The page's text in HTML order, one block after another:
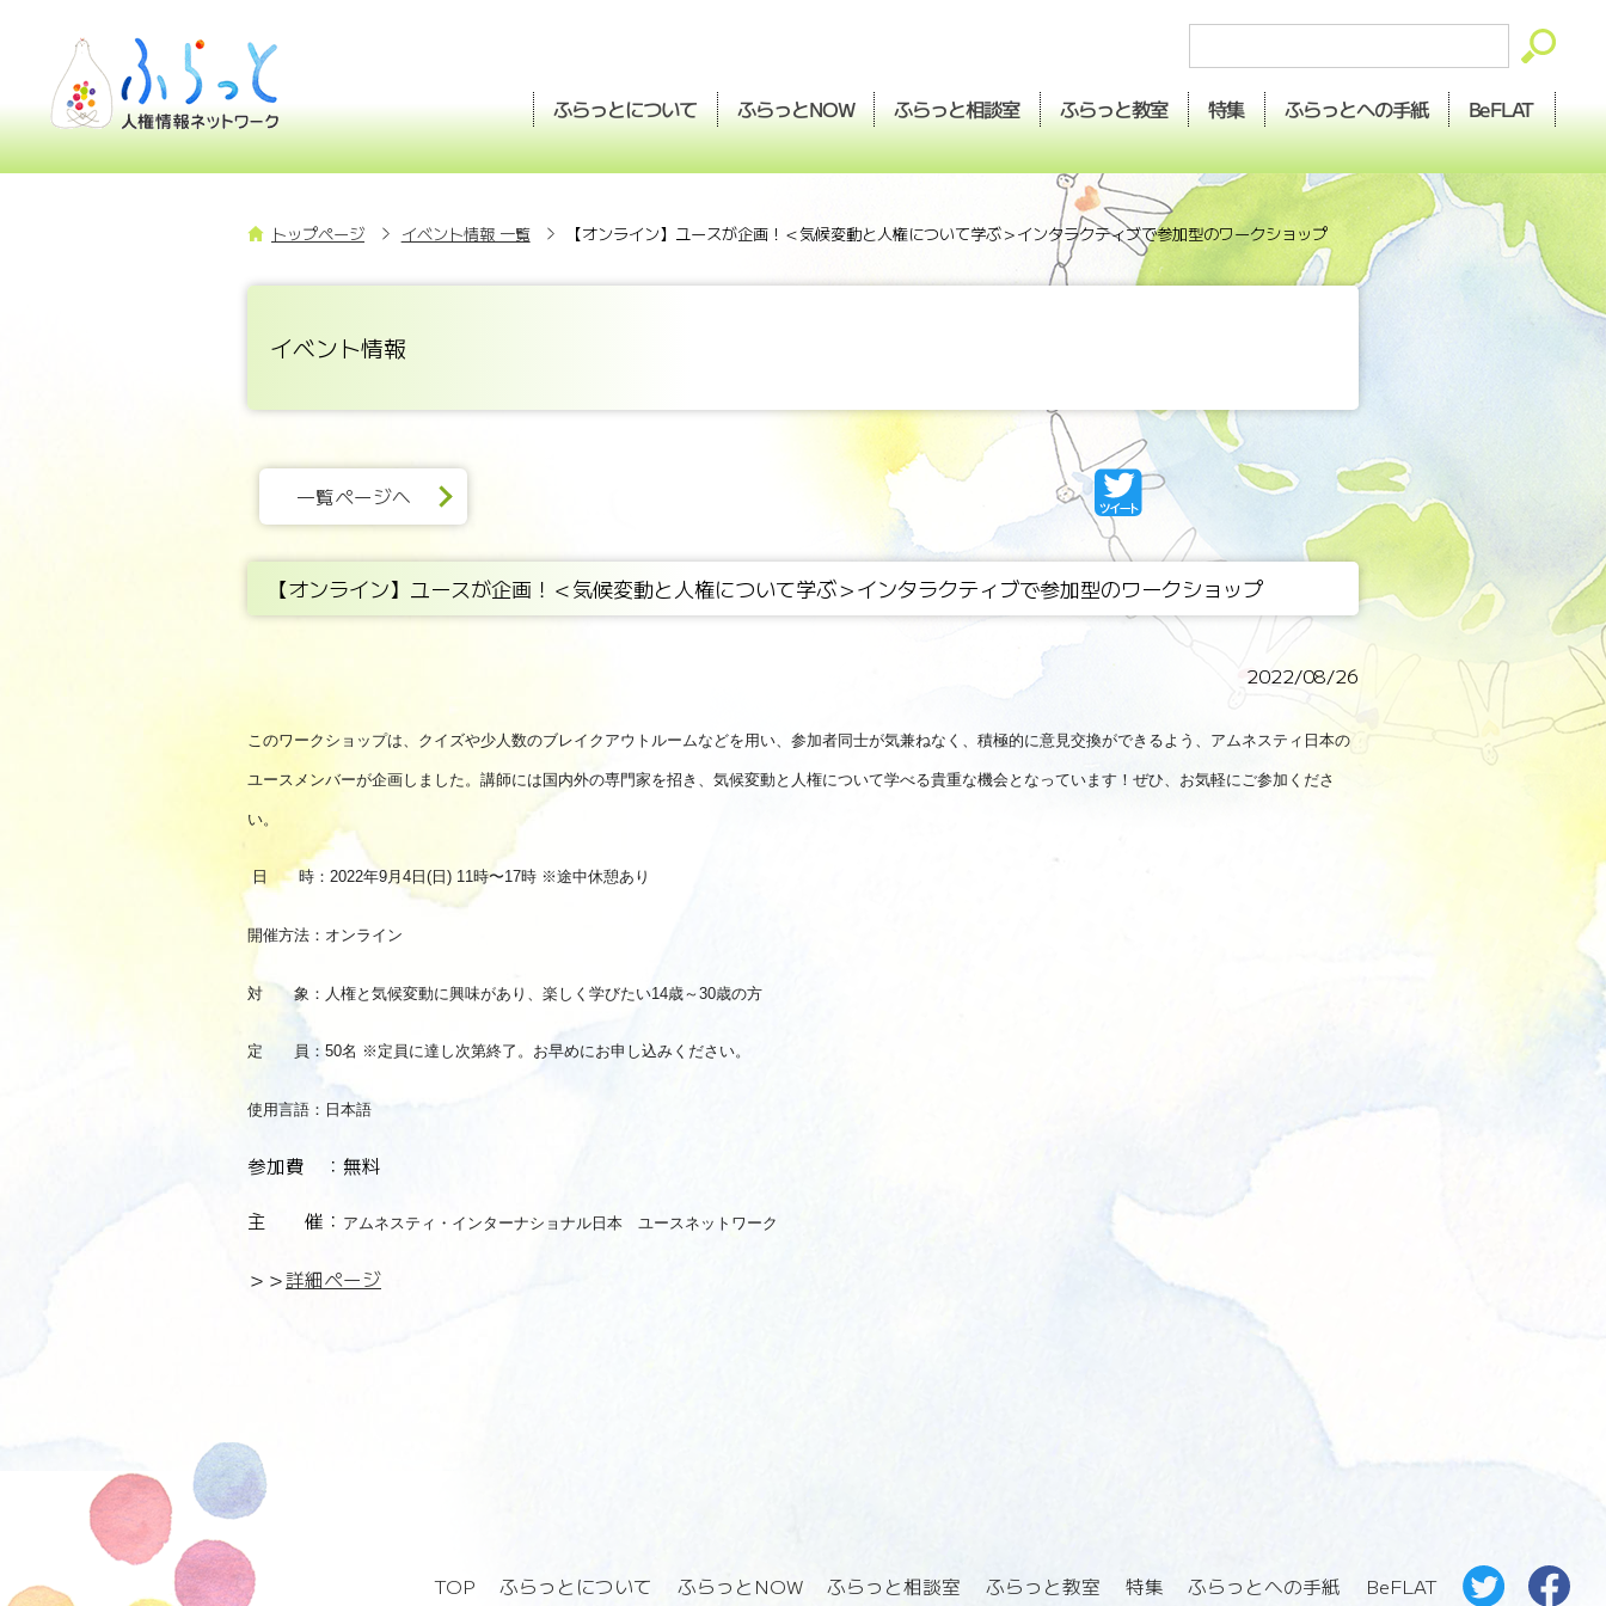
ふらっとについて ふらっとNOW ふらっと相談室 ふらっと教室 特集 ふらっとへの手紙 BeFLAT
トップページ イベント情報 一覧 【オンライン】ユースが企画！＜気候変動と人権について学ぶ＞インタラクティブで参加型のワークショップ
イベント情報
一覧ページへ
【オンライン】ユースが企画！＜気候変動と人権について学ぶ＞インタラクティブで参加型のワークショップ
2022/08/26
このワークショップは、クイズや少人数のブレイクアウトルームなどを用い、参加者同士が気兼ねなく、積極的に意見交換ができるよう、アムネスティ日本の
ユースメンバーが企画しました。講師には国内外の専門家を招き、気候変動と人権について学べる貴重な機会となっています！ぜひ、お気軽にご参加くださ
い。
日 時：2022年9月4日(日) 11時〜17時 ※途中休憩あり
開催方法：オンライン
対 象：人権と気候変動に興味があり、楽しく学びたい14歳～30歳の方
定 員：50名 ※定員に達し次第終了。お早めにお申し込みください。
使用言語：日本語
参加費 ：無料
主 催： アムネスティ・インターナショナル日本 ユースネットワーク
＞＞詳細ページ
TOP ふらっとについて ふらっとNOW ふらっと相談室 ふらっと教室 特集 ふらっとへの手紙 BeFLAT